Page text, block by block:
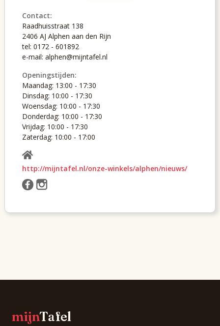
Contact:
Raadhuisstraat 138
2406 AJ Alphen aan den Rijn
tel: 0172 - 601892
e-mail: alphen@mijntafel.nl
Openingstijden:
Maandag: 13:00 - 17:30
Dinsdag: 10:00 - 17:30
Woensdag: 10:00 - 17:30
Donderdag: 10:00 - 17:30
Vrijdag: 10:00 - 17:30
Zaterdag: 10:00 - 17:00
http://mijntafel.nl/onze-winkels/alphen/nieuws/
mijnTafel